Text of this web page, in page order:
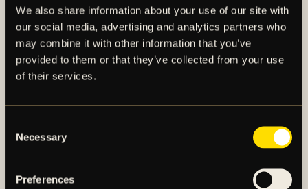
We also share information about your use of our site with
our social media, advertising and analytics partners who
may combine it with other information that you’ve
provided to them or that they’ve collected from your use
of their services.
Selection
Necessary
Preferences
AIK – SEDAN 1891
elitfotbollsverksamhet genom ett herrlag och ett